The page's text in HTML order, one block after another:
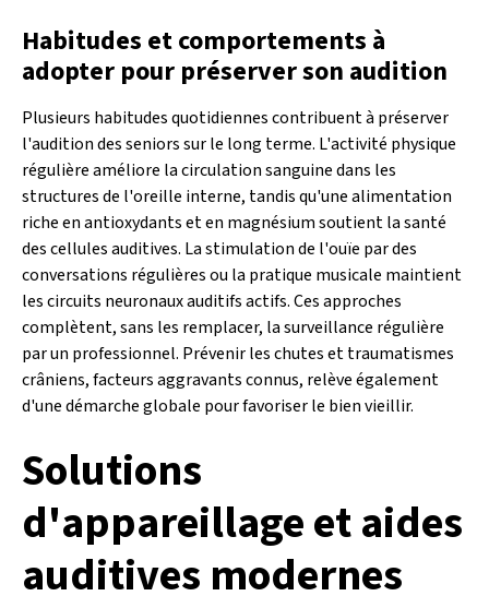
Habitudes et comportements à
adopter pour préserver son audition
Plusieurs habitudes quotidiennes contribuent à préserver
l'audition des seniors sur le long terme. L'activité physique
régulière améliore la circulation sanguine dans les
structures de l'oreille interne, tandis qu'une alimentation
riche en antioxydants et en magnésium soutient la santé
des cellules auditives. La stimulation de l'ouïe par des
conversations régulières ou la pratique musicale maintient
les circuits neuronaux auditifs actifs. Ces approches
complètent, sans les remplacer, la surveillance régulière
par un professionnel. Prévenir les chutes et traumatismes
crâniens, facteurs aggravants connus, relève également
d'une démarche globale pour favoriser le bien vieillir.
Solutions
d'appareillage et aides
auditives modernes